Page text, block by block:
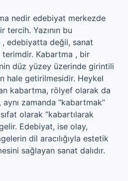
nedir edebiyat merkezde
tercih. Yazının bu
edebiyatta değil, sanat
terimdir. Kabartma , bir
düz yüzey üzerinde girintili
hale getirilmesidir. Heykel
kabartma, rölyef olarak da
aynı zamanda “kabartmak”
olarak “kabartılarak
Edebiyat, ise olay,
dil aracılığıyla estetik
sağlayan sanat dalıdır.